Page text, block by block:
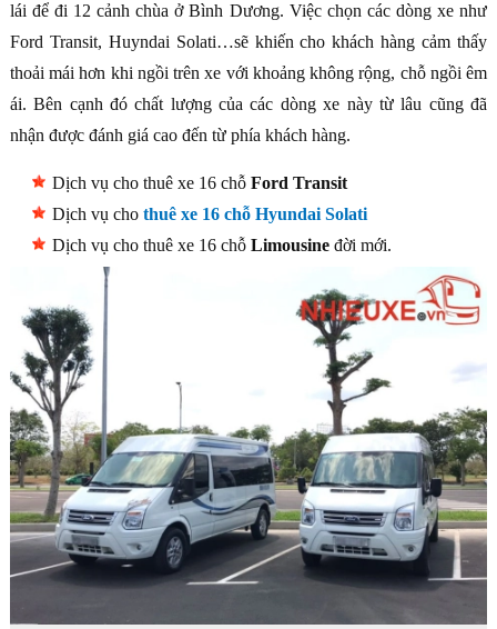
lái để đi 12 cảnh chùa ở Bình Dương. Việc chọn các dòng xe như
Ford Transit, Huyndai Solati…sẽ khiến cho khách hàng cảm thấy
thoải mái hơn khi ngồi trên xe với khoảng không rộng, chỗ ngồi êm
ái. Bên cạnh đó chất lượng của các dòng xe này từ lâu cũng đã
nhận được đánh giá cao đến từ phía khách hàng.
Dịch vụ cho thuê xe 16 chỗFord Transit
Dịch vụ cho thuê xe 16 chỗ Hyundai Solati
Dịch vụ cho thuê xe 16 chỗ Limousine đời mới.